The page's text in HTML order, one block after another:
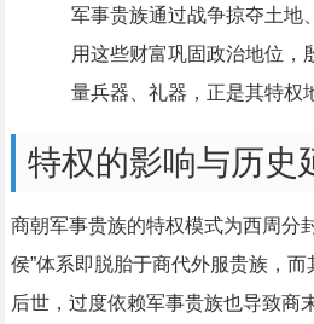
军事贵族通过战争掠夺土地
用这些财富巩固政治地位，
量兵器、礼器，正是其特权
特权的影响与历史
商朝军事贵族的特权模式为西周分
侯”体系即脱胎于商代外服贵族，
后世，过度依赖军事贵族也导致商